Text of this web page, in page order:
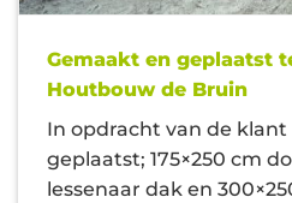
Gemaakt en geplaatst
Houtbouw de Bruin
In opdracht van de
geplaatst; 175×250 cm
lessenaar dak en